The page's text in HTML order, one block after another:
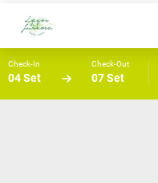
Check-In
04 Set
Check-Out
07 Set